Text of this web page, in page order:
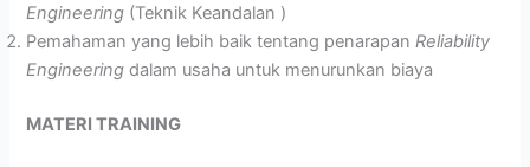
Engineering (Teknik Keandalan )
Pemahaman yang lebih baik tentang penarapanReliability
Engineering dalam usaha untuk menurunkan biaya
MATERI TRAINING